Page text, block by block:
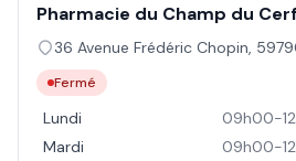
Pharmacie du Champ du Cerf
36 Avenue Frédéric Chopin,
Fermé
Lundi
09h00-
Mardi
09h00-